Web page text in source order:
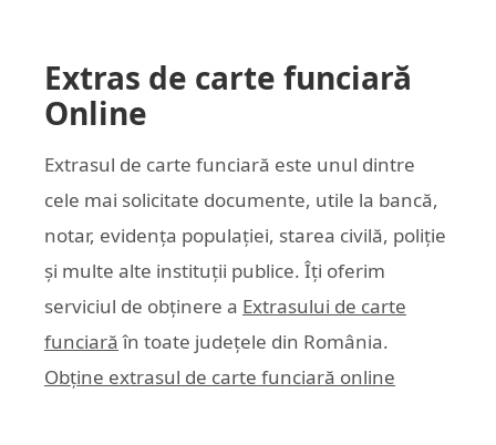
Extras de carte funciară
Online
Extrasul de carte funciară este unul dintre
cele mai solicitate documente, utile la bancă,
notar, evidența populației, starea civilă, poliție
și multe alte instituții publice. Îți oferim
serviciul de obținere a Extrasului de carte
funciară în toate județele din România.
Obține extrasul de carte funciară online